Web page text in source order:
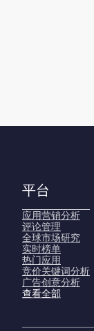
平台
应用营销分析
评论管理
全球市场研究
实时榜单
热门应用
竞价关键词分析
广告创意分析
查看全部